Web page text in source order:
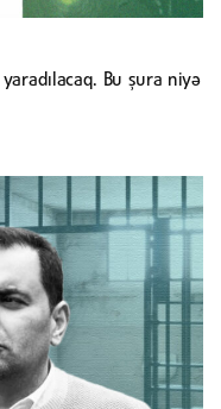
Bu şura niyə